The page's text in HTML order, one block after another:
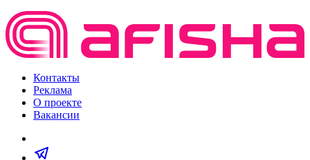
Контакты
Реклама
О проекте
Вакансии